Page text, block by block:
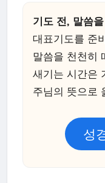
기도 전, 말씀
대표기도를 준
말씀을 천천히
새기는 시간은
주님의 뜻으로
성